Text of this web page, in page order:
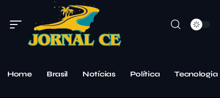
Home Brasil Notícias Política Tecnologia